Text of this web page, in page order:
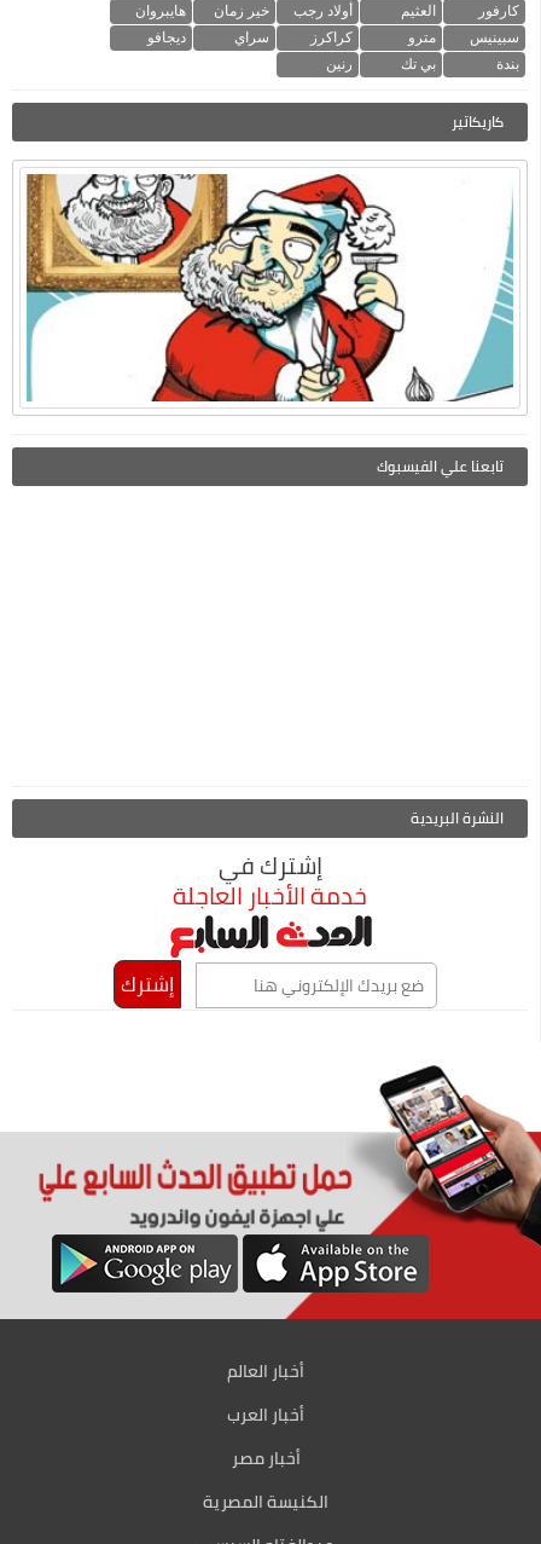
كارفور العثيم أولاد رجب خير زمان
هايبروان
سبينيس
مترو كراكرز سراي
ديجافو
بندة
بي تك رنين
كاريكاتير
تابعنا علي الفيسبوك
النشرة البريدية
إشترك في
خدمة الأخبار العاجلة
أخبار العالم
أخبار العرب
أخبار مصر
الكنيسة المصرية